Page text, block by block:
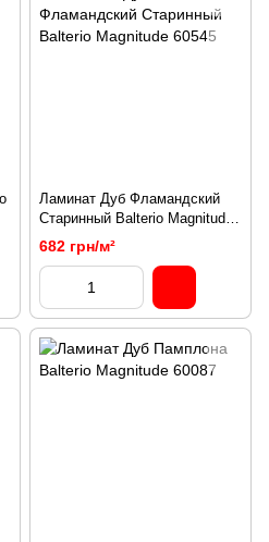
Ламинат Дуб Фламандский
Старинный Balterio Magnitude
60545
682 грн/м²